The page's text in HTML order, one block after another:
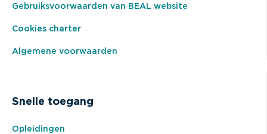
Gebruiksvoorwaarden van BEAL website
Cookies charter
Algemene voorwaarden
Snelle toegang
Opleidingen